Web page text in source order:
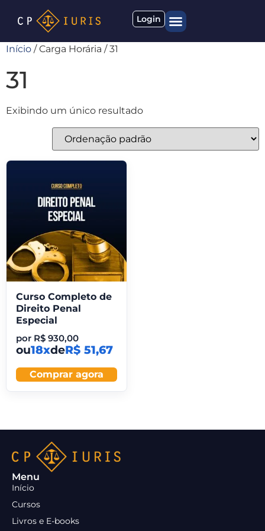
Login
Início / Carga Horária / 31
31
Exibindo um único resultado
Curso Completo de
Direito Penal
Especial
por R$ 930,00
ou18xdeR$ 51,67
Comprar agora
Menu
Início
Cursos
Livros e E-books